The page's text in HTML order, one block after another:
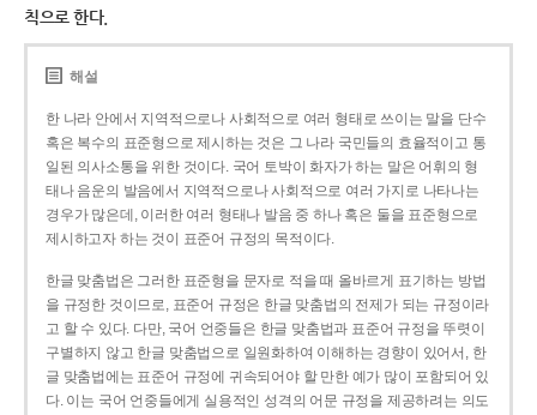
칙으로 한다.
해설
한 나라 안에서 지역적으로나 사회적으로 여러 형태로 쓰이는 말을 단수
혹은 복수의 표준형으로 제시하는 것은 그 나라 국민들의 효율적이고 통
일된 의사소통을 위한 것이다. 국어 토박이 화자가 하는 말은 어휘의 형
태나 음운의 발음에서 지역적으로나 사회적으로 여러 가지로 나타나는
경우가 많은데, 이러한 여러 형태나 발음 중 하나 혹은 둘을 표준형으로
제시하고자 하는 것이 표준어 규정의 목적이다.
한글 맞춤법은 그러한 표준형을 문자로 적을 때 올바르게 표기하는 방법
을 규정한 것이므로, 표준어 규정은 한글 맞춤법의 전제가 되는 규정이라
고 할 수 있다. 다만, 국어 언중들은 한글 맞춤법과 표준어 규정을 뚜렷이
구별하지 않고 한글 맞춤법으로 일원화하여 이해하는 경향이 있어서, 한
글 맞춤법에는 표준어 규정에 귀속되어야 할 만한 예가 많이 포함되어 있
다. 이는 국어 언중들에게 실용적인 성격의 어문 규정을 제공하려는 의도